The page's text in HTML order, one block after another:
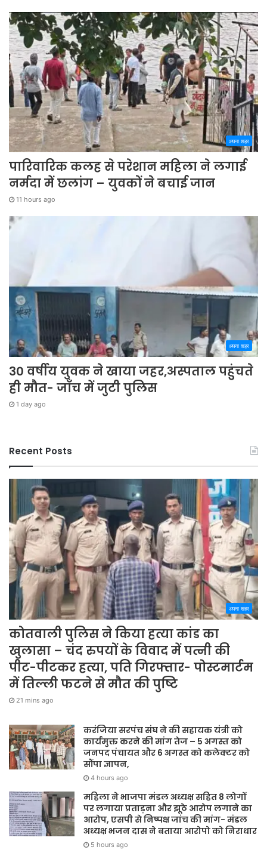
अपना शहर
पारिवारिक कलह से परेशान महिला ने लगाई
नर्मदा में छलांग – युवकों ने बचाई जान
11 hours ago
अपना शहर
30 वर्षीय युवक ने खाया जहर,अस्पताल पहुंचते
ही मौत- जाँच में जुटी पुलिस
1 day ago
Recent Posts
अपना शहर
कोतवाली पुलिस ने किया हत्या कांड का
खुलासा – चंद रुपयों के विवाद में पत्नी की
पीट-पीटकर हत्या, पति गिरफ्तार- पोस्टमार्टम
में तिल्ली फटने से मौत की पुष्टि
21 mins ago
करंजिया सरपंच संघ ने की सहायक यंत्री को
कार्यमुक्त करने की मांग तेज – 5 अगस्त को
जनपद पंचायत और 6 अगस्त को कलेक्टर को
सौंपा ज्ञापन,
4 hours ago
महिला ने भाजपा मंडल अध्यक्ष सहित 8 लोगों
पर लगाया प्रताड़ना और झूठे आरोप लगाने का
आरोप, एसपी से निष्पक्ष जांच की मांग- मंडल
अध्यक्ष भजन दास ने बताया आरोपो को निराधार
5 hours ago